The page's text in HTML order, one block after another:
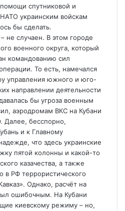
спутниковой и
украинским войскам
бы сделать.
не случаен. В этом городе
военного округа, который
командованию сил
То есть, намечался
управления южного и юго-
направлении деятельности
бы угроза военным
аэродромам ВКС на Кубани
Далее, бесспорно,
и к Главному
что здесь украинские
пятой колонны и какой-то
казачества, а также
в РФ террористического
Однако, расчёт на
ошибочным. На Кубани
киевскому режиму – но,